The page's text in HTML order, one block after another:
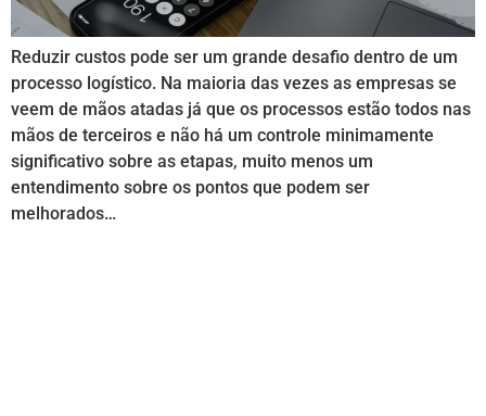
Reduzir custos pode ser um grande desafio dentro de um
processo logístico. Na maioria das vezes as empresas se
veem de mãos atadas já que os processos estão todos nas
mãos de terceiros e não há um controle minimamente
significativo sobre as etapas, muito menos um
entendimento sobre os pontos que podem ser
melhorados…